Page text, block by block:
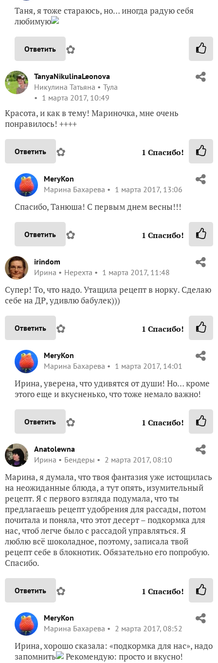
Таня, я тоже стараюсь, но… иногда радую себя
любимую
Ответить ✿
TanyaNikulinaLeonova
Никулина Татьяна
Тула
1 марта 2017, 10:49
Красота, и как в тему! Мариночка, мне очень
понравилось! ++++
Ответить ✿ 1 Спасибо!
MeryKon
Марина Бахарева
1 марта 2017, 13:06
Спасибо, Танюша! С первым днем весны!!!
Ответить ✿ 1 Спасибо!
irindom
Ирина
Нерехта 1 марта 2017, 11:48
Супер! То, что надо. Утащила рецепт в норку. Сделаю
себе на ДР, удивлю бабулек)))
Ответить ✿ 1 Спасибо!
MeryKon
Марина Бахарева
1 марта 2017, 14:01
Ирина, уверена, что удивятся от души! Но… кроме
этого еще и вкусненько, что тоже немало важно!
Ответить ✿ 1 Спасибо!
Anatolewna
Ирина
Бендеры 2 марта 2017, 08:10
Марина, я думала, что твоя фантазия уже истощилась
на неожиданные блюда, а тут опять, изумительный
рецепт. Я с первого взгляда подумала, что ты
предлагаешь рецепт удобрения для рассады, потом
почитала и поняла, что этот десерт – подкормка для
нас, чтоб легче было с рассадой управляться. Я
люблю всё шоколадное, поэтому, записала твой
рецепт себе в блокнотик. Обязательно его попробую.
Спасибо.
Ответить ✿ 1 Спасибо!
MeryKon
Марина Бахарева
2 марта 2017, 08:52
Ирина, хорошо сказала: «подкормка для нас», надо
запомнить
Рекомендую: просто и вкусно!